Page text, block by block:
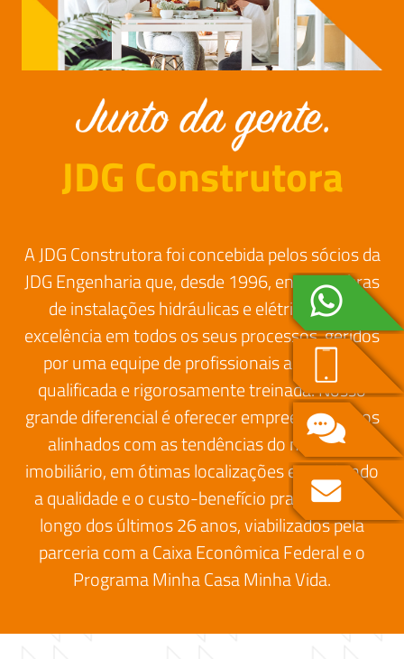
JDG Construtora
A JDG Construtora foi concebida pelos sócios da
JDG Engenharia que, desde 1996, entrega obras
de instalações hidráulicas e elétricas com
excelência em todos os seus processos, geridos
por uma equipe de profissionais altamente
qualificada e rigorosamente treinada. Nosso
grande diferencial é oferecer empreendimentos
alinhados com as tendências do mercado
imobiliário, em ótimas localizações e mantendo
a qualidade e o custo-benefício praticados ao
longo dos últimos 26 anos, viabilizados pela
parceria com a Caixa Econômica Federal e o
Programa Minha Casa Minha Vida.